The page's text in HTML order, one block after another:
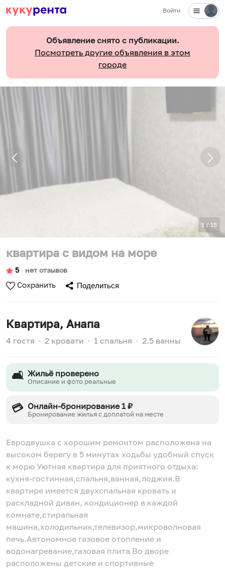
Войти
Объявление снято с публикации.
Посмотреть другие объявления в этом
городе
1 / 15
квартира с видом на море
5 ∙ нет отзывов
Сохранить Поделиться
Квартира, Анапа
4 гостя ∙ 2 кровати ∙ 1 спальня ∙ 2.5 ванны
🛋️ Жильё проверено
Описание и фото реальные
💳 Онлайн-бронирование 1 ₽
Бронирование жилья с доплатой на месте
Евродвушка с хорошим ремонтом расположена на
высоком берегу в 5 минутах ходьбы удобный спуск
к морю Уютная квартира для приятного отдыха:
кухня-гостинная,спальня,ванная,лоджия.В
квартире имеется двухспальная кровать и
раскладной диван, кондиционер в каждой
комнате,стиральная
машина,холодильник,телевизор,микроволновая
печь.Автономное газовое отопление и
водонагревание,газовая плита Во дворе
расположены детские и спортивные